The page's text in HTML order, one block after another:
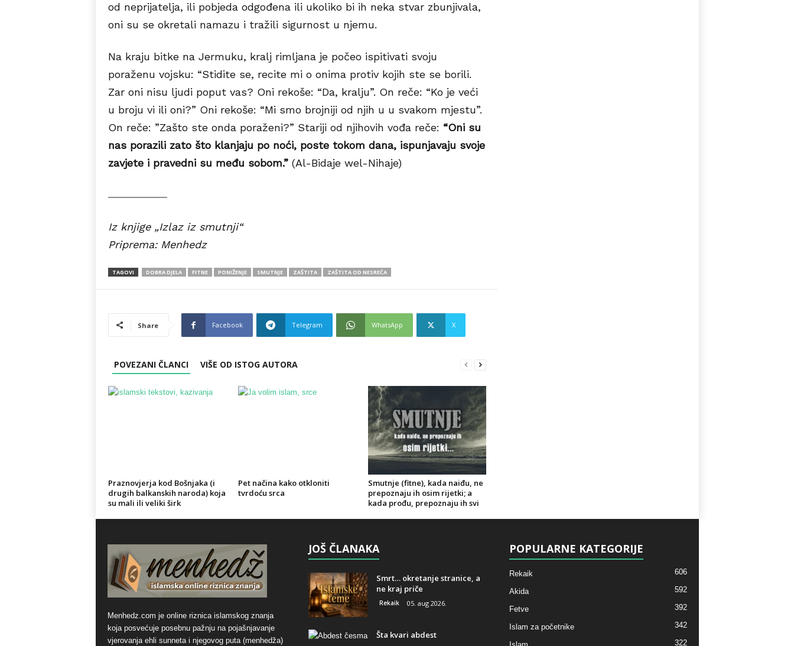
od neprijatelja, ili pobjeda odgođena ili ukoliko bi ih neka stvar zbunjivala,
oni su se okretali namazu i tražili sigurnost u njemu.
Na kraju bitke na Jermuku, kralj rimljana je počeo ispitivati svoju
poraženu vojsku: “Stidite se, recite mi o onima protiv kojih ste se borili.
Zar oni nisu ljudi poput vas? Oni rekoše: “Da, kralju”. On reče: “Ko je veći
u broju vi ili oni?” Oni rekoše: “Mi smo brojniji od njih u u svakom mjestu”.
On reče: ”Zašto ste onda poraženi?” Stariji od njihovih vođa reče: “Oni su
nas porazili zato što klanjaju po noći, poste tokom dana, ispunjavaju svoje
zavjete i pravedni su među sobom.”(Al-Bidaje wel-Nihaje)
Iz knjige „Izlaz iz smutnji“
Priprema: Menhedz
TAGOVI DOBRA DJELA FITNE PONIŽENJE SMUTNJE ZAŠTITA ZAŠTITA OD NESREĆA
Share Facebook Telegram WhatsApp X
POVEZANI ČLANCI VIŠE OD ISTOG AUTORA
Praznovjerja kod Bošnjaka (i
drugih balkanskih naroda) koja
su mali ili veliki širk
Pet načina kako otkloniti
tvrdoću srca
Smutnje (fitne), kada naiđu, ne
prepoznaju ih osim rijetki; a
kada prođu, prepoznaju ih svi
Menhedz.com je online riznica islamskog znanja
koja posvećuje posebnu pažnju na pojašnjavanje
vjerovanja ehli sunneta i njegovog puta (menhedža)
JOŠ ČLANAKA
Smrt… okretanje stranice, a
ne kraj priče
Rekaik 05. aug 2026.
Šta kvari abdest
POPULARNE KATEGORIJE
Rekaik 606
Akida 592
Fetve 392
Islam za početnike 342
322